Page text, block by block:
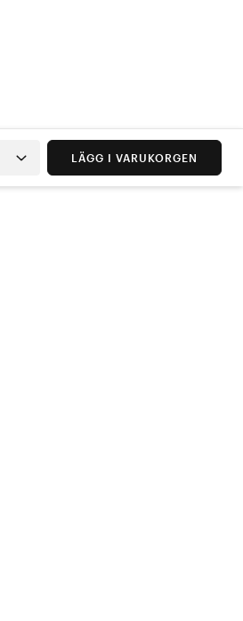
LÄGG I VARUKORGEN